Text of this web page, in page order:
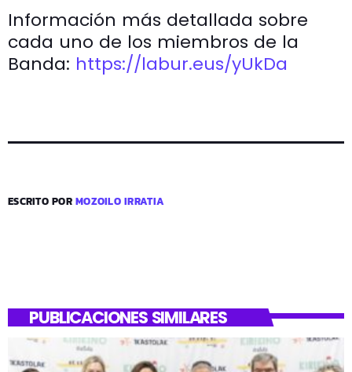
Información más detallada sobre
cada uno de los miembros de la
Banda: https://labur.eus/yUkDa
ESCRITO PORMOZOILO IRRATIA
PUBLICACIONES SIMILARES